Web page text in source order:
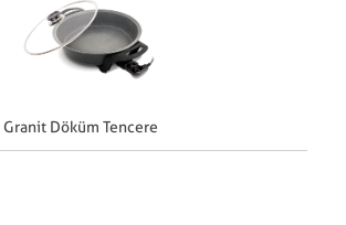
Döküm Tencere